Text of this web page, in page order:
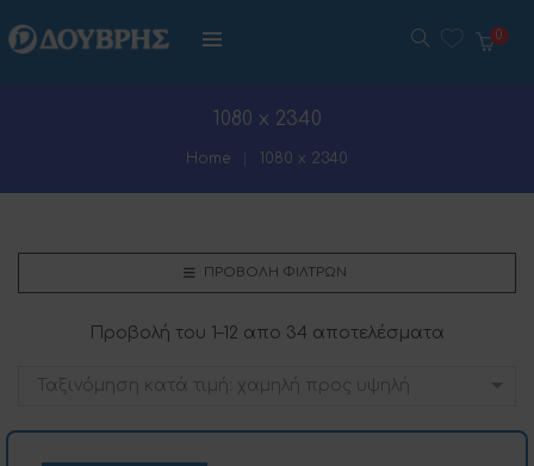
1080 x 2340
Home 1080 x 2340
ΠΡΟΒΟΛΉ ΦΊΛΤΡΩΝ
Προβολή του 1–12 απο 34 αποτελέσματα
Ταξινόμηση κατά τιμή: χαμηλή προς υψηλή